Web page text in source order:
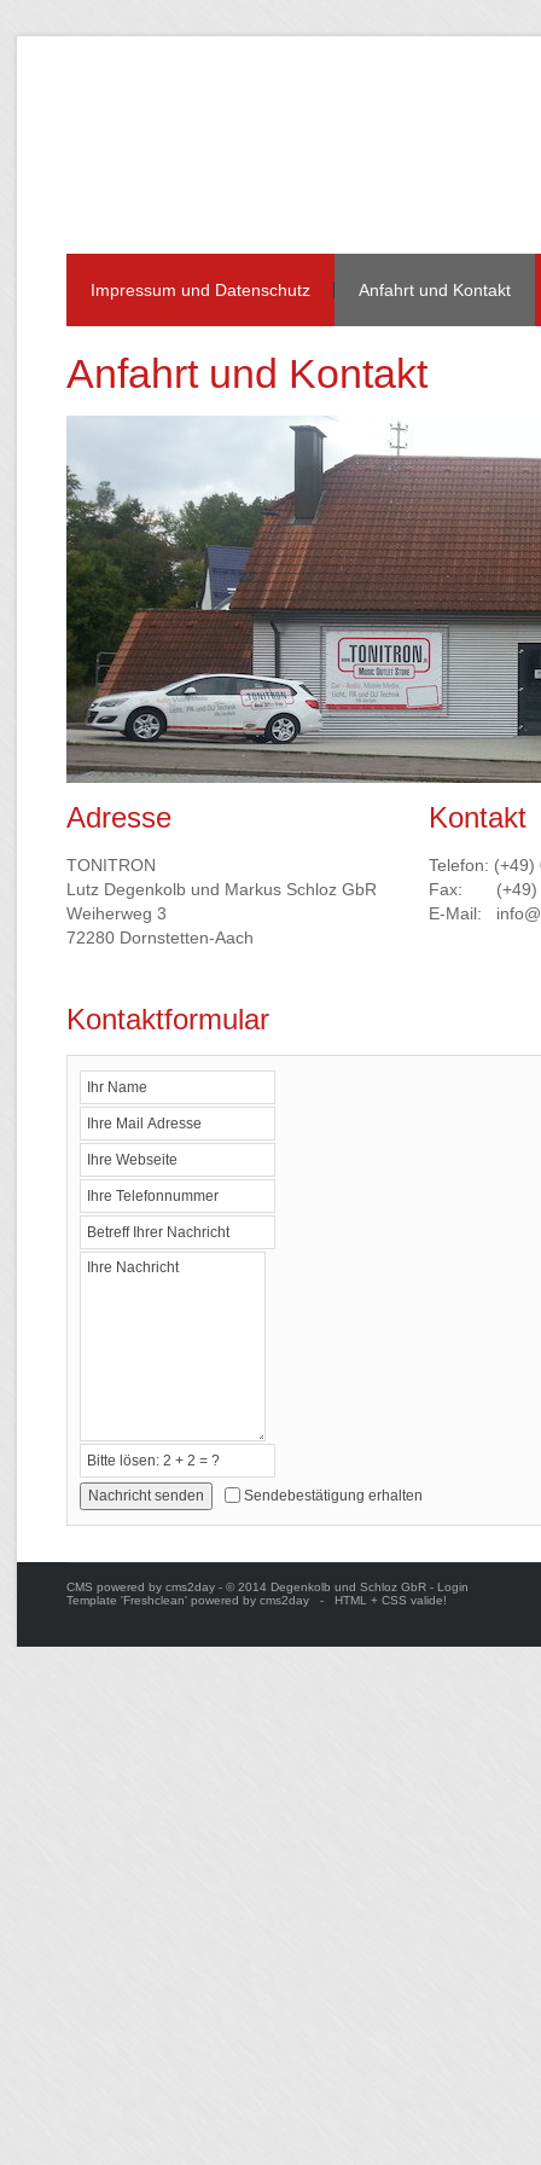
Impressum und Datenschutz Anfahrt und Kontakt
Anfahrt und Kontakt
Adresse
TONITRON
Lutz Degenkolb und Markus Schloz GbR
Weiherweg 3
72280 Dornstetten-Aach
Kontakt
Telefon: (+49)
Fax:
E-Mail:
Kontaktformular
Sendebestätigung erhalten
CMS powered by cms2day - © 2014 Degenkolb und Schloz GbR - Login
Template 'Freshclean' powered by cms2day - HTML + CSS valide!